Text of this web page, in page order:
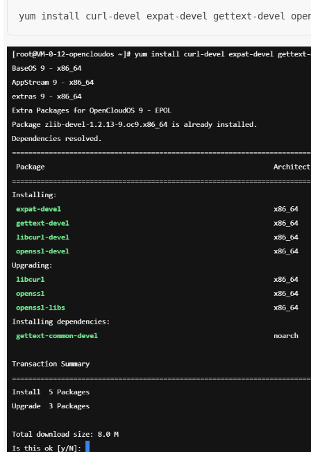
yum install curl-devel expat-devel gettext-devel